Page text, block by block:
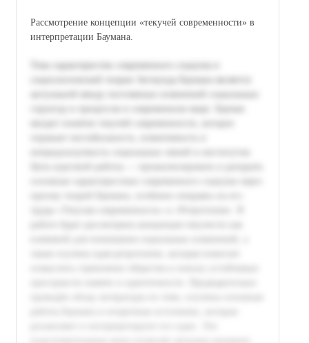
Рассмотрение концепции «текучей современности» в
интерпретации Баумана.